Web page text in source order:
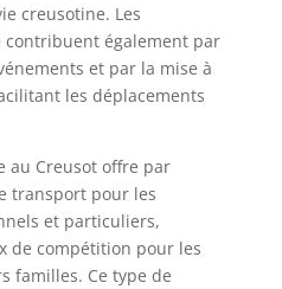
creusotine. Les
également par
et par la mise à
les déplacements
au Creusot offre par
transport pour les
et particuliers,
de compétition pour les
familles. Ce type de